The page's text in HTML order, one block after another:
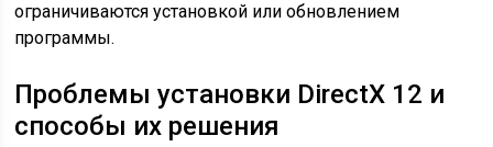
ограничиваются установкой или обновлением
программы.
Проблемы установки DirectX 12 и
способы их решения